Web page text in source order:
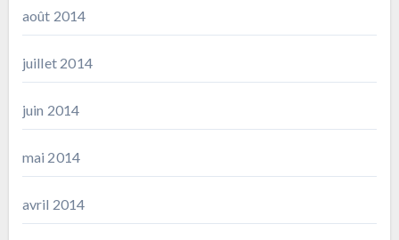
août 2014
juillet 2014
juin 2014
mai 2014
avril 2014